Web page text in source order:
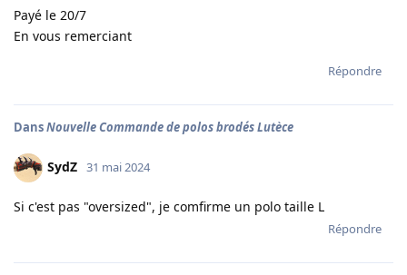
Payé le 20/7
En vous remerciant
Répondre
DansNouvelle Commande de polos brodés Lutèce
SydZ 31 mai 2024
Si c'est pas "oversized", je comfirme un polo taille L
Répondre